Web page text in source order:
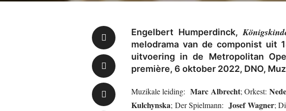
Engelbert Humperdinck,
melodrama van de componist uit
uitvoering in de Metropolitan
première, 6 oktober 2022, DNO,
Muzikale leiding:Marc Albrecht; Orkest:
Kulchynska; Der Spielmann:Josef Wagner;